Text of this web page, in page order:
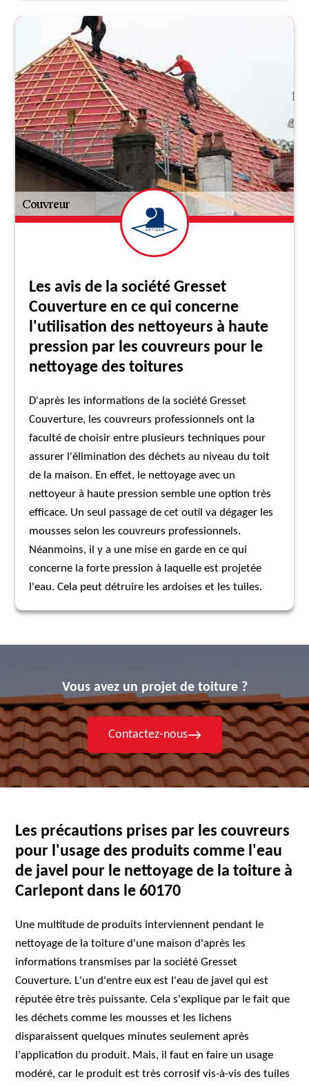
Les avis de la société Gresset
Couverture en ce qui concerne
l'utilisation des nettoyeurs à haute
pression par les couvreurs pour le
nettoyage des toitures
D'après les informations de la société Gresset
Couverture, les couvreurs professionnels ont la
faculté de choisir entre plusieurs techniques pour
assurer l'élimination des déchets au niveau du toit
de la maison. En effet, le nettoyage avec un
nettoyeur à haute pression semble une option très
efficace. Un seul passage de cet outil va dégager les
mousses selon les couvreurs professionnels.
Néanmoins, il y a une mise en garde en ce qui
concerne la forte pression à laquelle est projetée
l'eau. Cela peut détruire les ardoises et les tuiles.
Vous avez un projet de toiture ?
Contactez-nous
Les précautions prises par les couvreurs
pour l'usage des produits comme l'eau
de javel pour le nettoyage de la toiture à
Carlepont dans le 60170
Une multitude de produits interviennent pendant le
nettoyage de la toiture d'une maison d'après les
informations transmises par la société Gresset
Couverture. L'un d'entre eux est l'eau de javel qui est
réputée être très puissante. Cela s'explique par le fait que
les déchets comme les mousses et les lichens
disparaissent quelques minutes seulement après
l'application du produit. Mais, il faut en faire un usage
modéré, car le produit est très corrosif vis-à-vis des tuiles